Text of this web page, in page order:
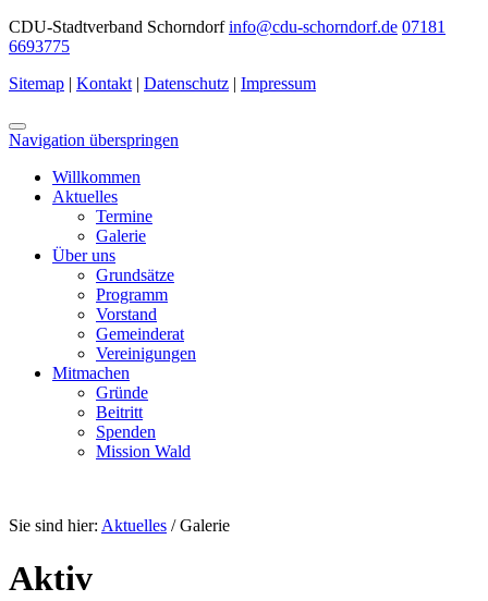
CDU-Stadtverband Schorndorfinfo@cdu-schorndorf.de 07181
6693775
Sitemap | Kontakt | Datenschutz | Impressum
Navigation überspringen
Willkommen
Aktuelles
Termine
Galerie
Über uns
Grundsätze
Programm
Vorstand
Gemeinderat
Vereinigungen
Mitmachen
Gründe
Beitritt
Spenden
Mission Wald
Sie sind hier: Aktuelles /Galerie
Aktiv